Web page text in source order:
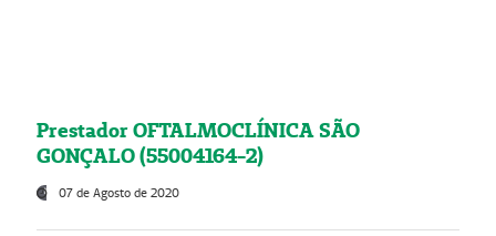
Prestador OFTALMOCLÍNICA SÃO
GONÇALO (55004164-2)
07 de Agosto de 2020